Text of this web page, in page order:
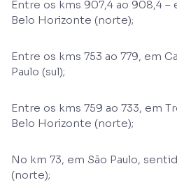
Entre os kms 907,4 ao 908,4
Belo Horizonte (norte);
Entre os kms 753 ao 779, em
Paulo (sul);
Entre os kms 759 ao 733, em
Belo Horizonte (norte);
No km 73, em São Paulo,
(norte);